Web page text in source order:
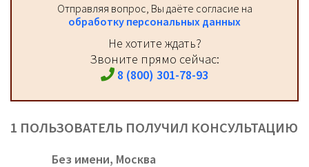
Отправляя вопрос, Вы даёте согласие на
обработку персональных данных
Не хотите ждать?
Звоните прямо сейчас:
8 (800) 301-78-93
1 ПОЛЬЗОВАТЕЛЬ ПОЛУЧИЛ КОНСУЛЬТАЦИЮ
Без имени, Москва